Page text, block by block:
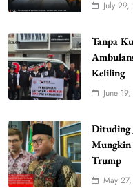
July
Tanpa
Keliling
June
Dituding
Mungkin
Trump
May